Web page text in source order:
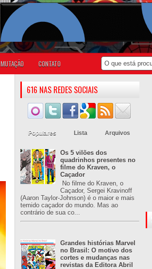
MUTAÇÃO CONTATO
616 NAS REDES SOCIAIS
Populares Lista Arquivos
Os 5 vilões dos
quadrinhos presentes no
filme do Kraven, o
Caçador
No filme do Kraven, o
Caçador, Sergei Kravinoff
(Aaron Taylor-Johnson) é o maior e mais
temido caçador do mundo. Mas ao
contrário de sua co...
Grandes histórias Marvel
no Brasil: O motivo dos
cortes e mudanças nas
revistas da Editora Abril